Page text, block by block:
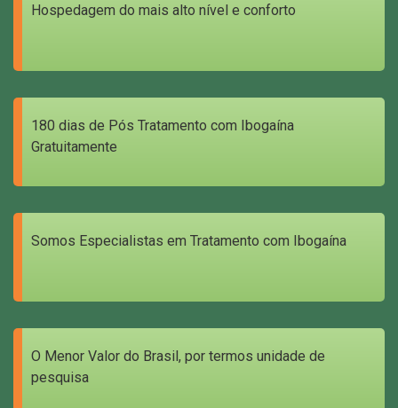
Hospedagem do mais alto nível e conforto
180 dias de Pós Tratamento com Ibogaína
Gratuitamente
Somos Especialistas em Tratamento com Ibogaína
O Menor Valor do Brasil, por termos unidade de
pesquisa